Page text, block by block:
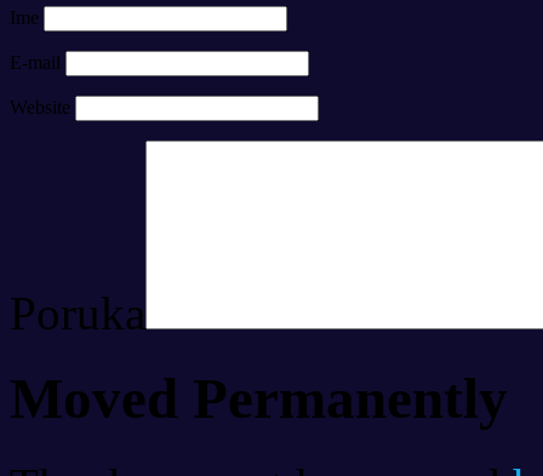
Ime
E-mail
Website
Poruka
Moved Permanently